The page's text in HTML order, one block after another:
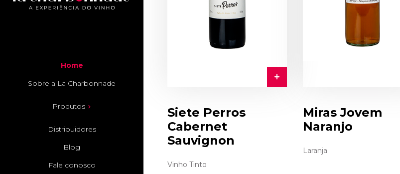
Home
Sobre a La Charbonnade
Produtos
Distribuidores
Blog
Fale conosco
Siete Perros
Cabernet
Sauvignon
Vinho Tinto
Miras Jovem
Naranjo
Laranja